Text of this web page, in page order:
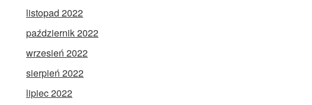
listopad 2022
październik 2022
wrzesień 2022
sierpień 2022
lipiec 2022